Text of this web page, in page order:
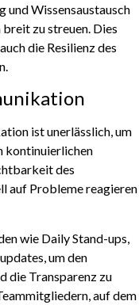
und Wissensaustausch
zu streuen. Dies
die Resilienz des
ist unerlässlich, um
kontinuierlichen
des
auf Probleme reagieren
wie Daily Stand-ups,
um den
die Transparenz zu
auf dem